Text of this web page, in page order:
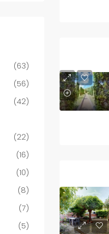
(63)
(56)
(42)
(22)
(16)
(10)
(8)
(7)
(5)